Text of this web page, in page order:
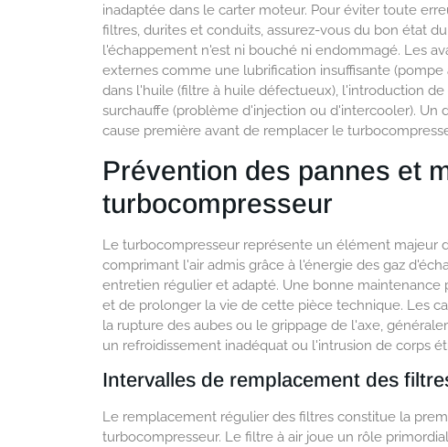
inadaptée dans le carter moteur. Pour éviter toute
filtres, durites et conduits, assurez-vous du bon état
l'échappement n'est ni bouché ni endommagé. Les
externes comme une lubrification insuffisante
dans l'huile (filtre à huile défectueux), l'introduction
surchauffe (problème d'injection ou d'intercooler).
cause première avant de remplacer le
Prévention des pannes et
turbocompresseur
Le turbocompresseur représente un élément majeur
comprimant l'air admis grâce à l'énergie des gaz
entretien régulier et adapté. Une bonne
et de prolonger la vie de cette pièce technique. Les
la rupture des aubes ou le grippage de l'axe,
un refroidissement inadéquat ou l'intrusion de corps
Intervalles de remplacement des
Le remplacement régulier des filtres constitue la
turbocompresseur. Le filtre à air joue un rôle